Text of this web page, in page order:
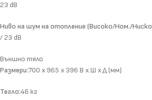
23 dB
Ниво на шум на отопление (Високо/Ном./
/ 23 dB
Външно тяло
Размери:700 x 965 x 396 В x Ш x Д (мм)
Тегло:46 кг